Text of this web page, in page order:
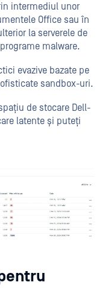
intermediul unor
Office sau în
la serverele de
malware.
evazive bazate pe
sandbox-uri.
de stocare Dell-
latente și puteți